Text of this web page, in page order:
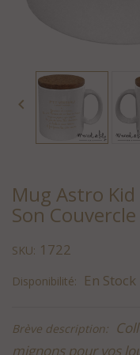

Mug Astro
Son
SKU: 1722
Disponibilité: En Stock
Brève description:
mignons pour vos